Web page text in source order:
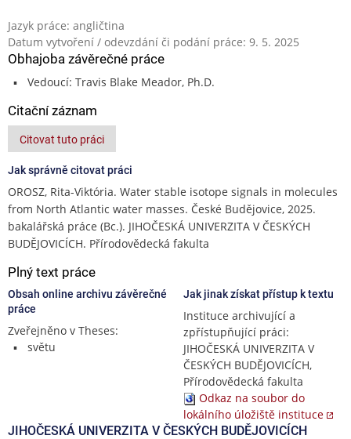
Jazyk práce: angličtina
Datum vytvoření / odevzdání či podání práce: 9. 5. 2025
Obhajoba závěrečné práce
Vedoucí: Travis Blake Meador, Ph.D.
Citační záznam
Citovat tuto práci
Jak správně citovat práci
OROSZ, Rita-Viktória. Water stable isotope signals in molecules
from North Atlantic water masses. České Budějovice, 2025.
bakalářská práce (Bc.). JIHOČESKÁ UNIVERZITA V ČESKÝCH
BUDĚJOVICÍCH. Přírodovědecká fakulta
Plný text práce
Obsah online archivu závěrečné
práce
Zveřejněno v Theses:
světu
Jak jinak získat přístup k textu
Instituce archivující a
zpřístupňující práci:
JIHOČESKÁ UNIVERZITA V
ČESKÝCH BUDĚJOVICÍCH,
Přírodovědecká fakulta
Odkaz na soubor do
lokálního úložiště instituce
JIHOČESKÁ UNIVERZITA V ČESKÝCH BUDĚJOVICÍCH